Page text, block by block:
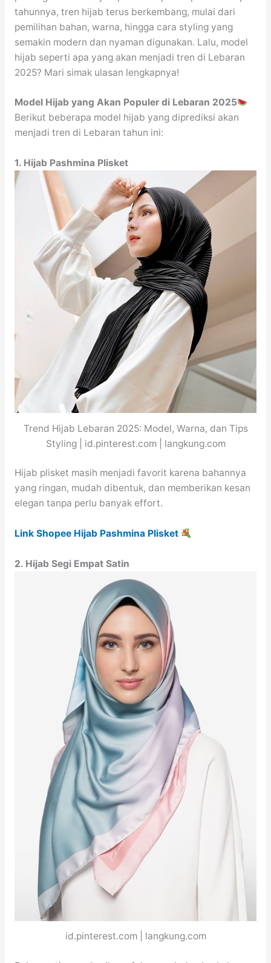
tahunnya, tren hijab terus berkembang, mulai dari
pemilihan bahan, warna, hingga cara styling yang
semakin modern dan nyaman digunakan. Lalu, model
hijab seperti apa yang akan menjadi tren di Lebaran
2025? Mari simak ulasan lengkapnya!
Model Hijab yang Akan Populer di Lebaran 2025
Berikut beberapa model hijab yang diprediksi akan
menjadi tren di Lebaran tahun ini:
1. Hijab Pashmina Plisket
Trend Hijab Lebaran 2025: Model, Warna, dan Tips
Styling | id.pinterest.com | langkung.com
Hijab plisket masih menjadi favorit karena bahannya
yang ringan, mudah dibentuk, dan memberikan kesan
elegan tanpa perlu banyak effort.
Link Shopee Hijab Pashmina Plisket
2. Hijab Segi Empat Satin
id.pinterest.com | langkung.com